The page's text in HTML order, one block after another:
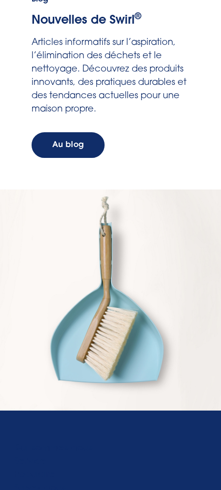
Nouvelles de Swirl ®
Articles informatifs sur l’aspiration,
l’élimination des déchets et le
nettoyage. Découvrez des produits
innovants, des pratiques durables et
des tendances actuelles pour une
maison propre.
Au blog